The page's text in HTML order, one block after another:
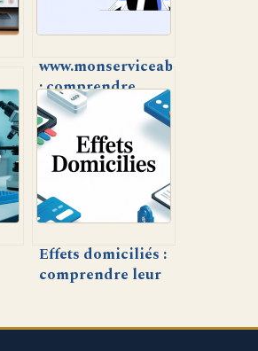
www.monserviceabo.fr
: comprendre,
gérer ou résilier
vos abonnements
simplement
Effets domiciliés :
comprendre leur
aujourd’hui